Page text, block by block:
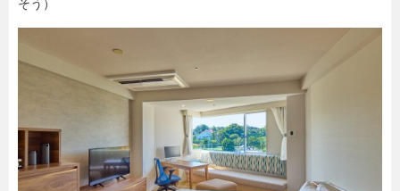
そう）